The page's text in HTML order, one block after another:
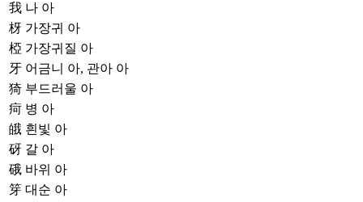
我 나 아
枒 가장귀 아
椏 가장귀질 아
牙 어금니 아, 관아 아
猗 부드러울 아
疴 병 아
皒 흰빛 아
砑 갈 아
硪 바위 아
笌 대순 아